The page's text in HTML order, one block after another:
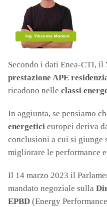
Secondo i dati Enea-CTI, il
prestazione APE
ricadono nelle classi
In aggiunta, se pensiamo
energetici europei deriva
conclusioni a cui si giunge
migliorare le performance
Il 14 marzo 2023 il
mandato negoziale sulla
EPBD (Energy